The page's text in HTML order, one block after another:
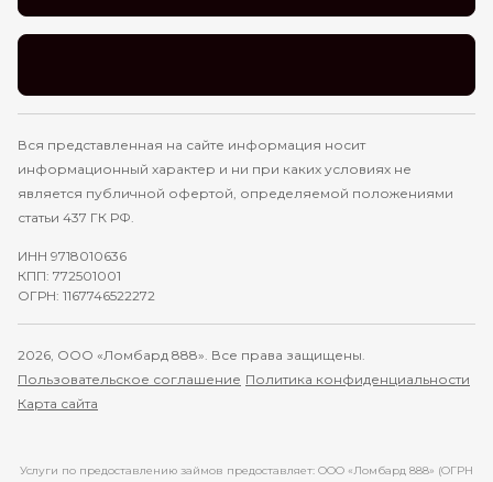
Вся представленная на сайте информация носит
информационный характер и ни при каких условиях не
является публичной офертой, определяемой положениями
статьи 437 ГК РФ.
ИНН 9718010636
КПП: 772501001
ОГРН: 1167746522272
2026, ООО «Ломбард 888». Все права защищены.
Пользовательское соглашение Политика конфиденциальности
Карта сайта
Услуги по предоставлению займов предоставляет: ООО «Ломбард 888» (ОГРН